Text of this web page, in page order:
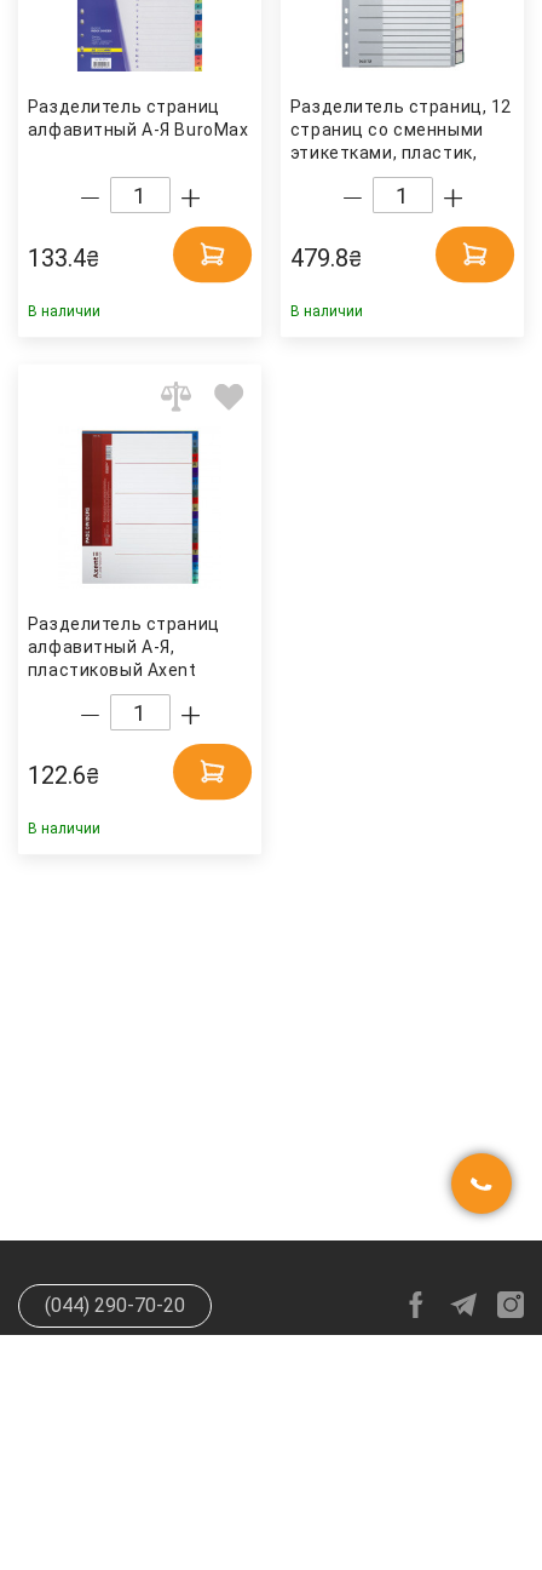
Разделитель страниц
алфавитный А-Я BuroMax
133.4₴
В наличии
Разделитель страниц, 12
страниц со сменными
этикетками, пластик,
сер. LEITZ
479.8₴
В наличии
Разделитель страниц
алфавитный А-Я,
пластиковый Axent
122.6₴
В наличии
(044) 290-70-20